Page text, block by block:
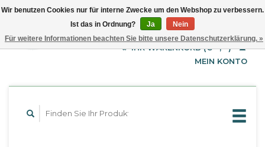
EUR
GBP
USD
English
Français
IHR WARENKORB (€--,--)
MEIN KONTO
Wir benutzen Cookies nur für interne Zwecke um den Webshop zu verbessern.
Ist das in Ordnung?
Ja
Nein
Für weitere Informationen beachten Sie bitte unsere Datenschutzerklärung. »